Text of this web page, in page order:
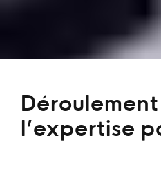
l’expertise